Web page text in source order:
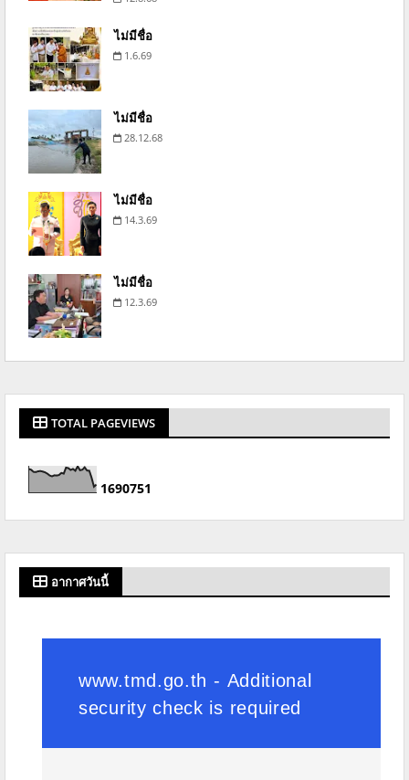
ไม่มีชื่อ
1.6.69
ไม่มีชื่อ
28.12.68
ไม่มีชื่อ
14.3.69
ไม่มีชื่อ
12.3.69
TOTAL PAGEVIEWS
1690751
อากาศวันนี้